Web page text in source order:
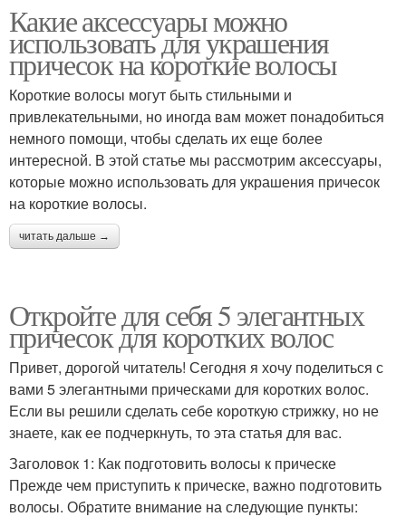
Какие аксессуары можно
использовать для украшения
причесок на короткие волосы
Короткие волосы могут быть стильными и
привлекательными, но иногда вам может понадобиться
немного помощи, чтобы сделать их еще более
интересной. В этой статье мы рассмотрим аксессуары,
которые можно использовать для украшения причесок
на короткие волосы.
читать дальше →
Откройте для себя 5 элегантных
причесок для коротких волос
Привет, дорогой читатель! Сегодня я хочу поделиться с
вами 5 элегантными прическами для коротких волос.
Если вы решили сделать себе короткую стрижку, но не
знаете, как ее подчеркнуть, то эта статья для вас.
Заголовок 1: Как подготовить волосы к прическе
Прежде чем приступить к прическе, важно подготовить
волосы. Обратите внимание на следующие пункты: